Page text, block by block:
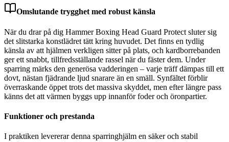
Omslutande trygghet med robust känsla
När du drar på dig Hammer Boxing Head Guard Protect sluter sig
det slitstarka konstlädret tätt kring huvudet. Det finns en tydlig
känsla av att hjälmen verkligen sitter på plats, och kardborrebanden
ger ett snabbt, tillfredsställande rassel när du fäster dem. Under
sparring märks den generösa vadderingen – varje träff dämpas till ett
dovt, nästan fjädrande ljud snarare än en smäll. Synfältet förblir
överraskande öppet trots det massiva skyddet, men efter längre pass
känns det att värmen byggs upp innanför foder och öronpartier.
Funktioner och prestanda
I praktiken levererar denna sparringhjälm en säker och stabil